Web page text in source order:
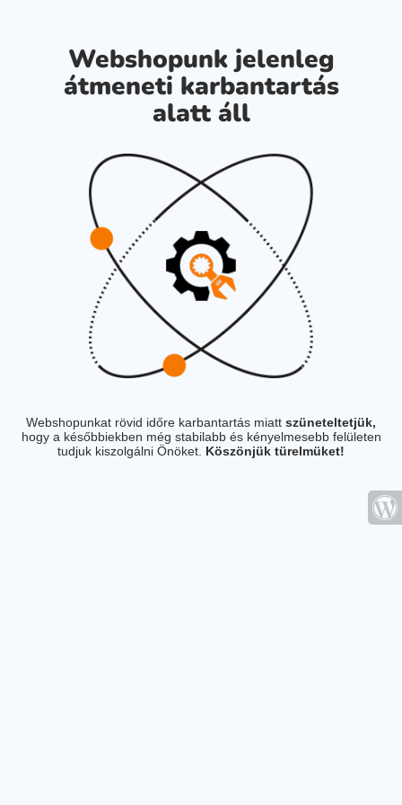
Webshopunk jelenleg
átmeneti karbantartás
alatt áll
Webshopunkat rövid időre karbantartás miatt szüneteltetjük,
hogy a későbbiekben még stabilabb és kényelmesebb felületen
tudjuk kiszolgálni Önöket. Köszönjük türelmüket!